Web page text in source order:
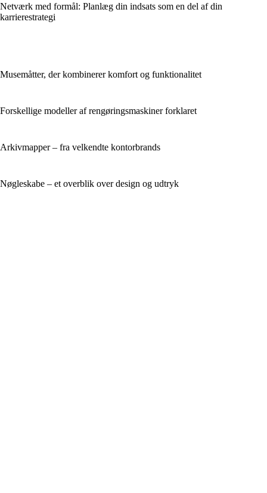
Netværk med formål: Planlæg din indsats som en del af din
karrierestrategi
Musemåtter, der kombinerer komfort og funktionalitet
Forskellige modeller af rengøringsmaskiner forklaret
Arkivmapper – fra velkendte kontorbrands
Nøgleskabe – et overblik over design og udtryk